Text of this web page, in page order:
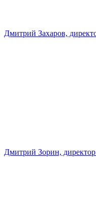
Дмитрий Захаров,
Дмитрий Зорин,